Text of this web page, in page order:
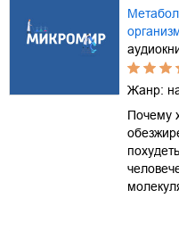
Жанр:
Почему